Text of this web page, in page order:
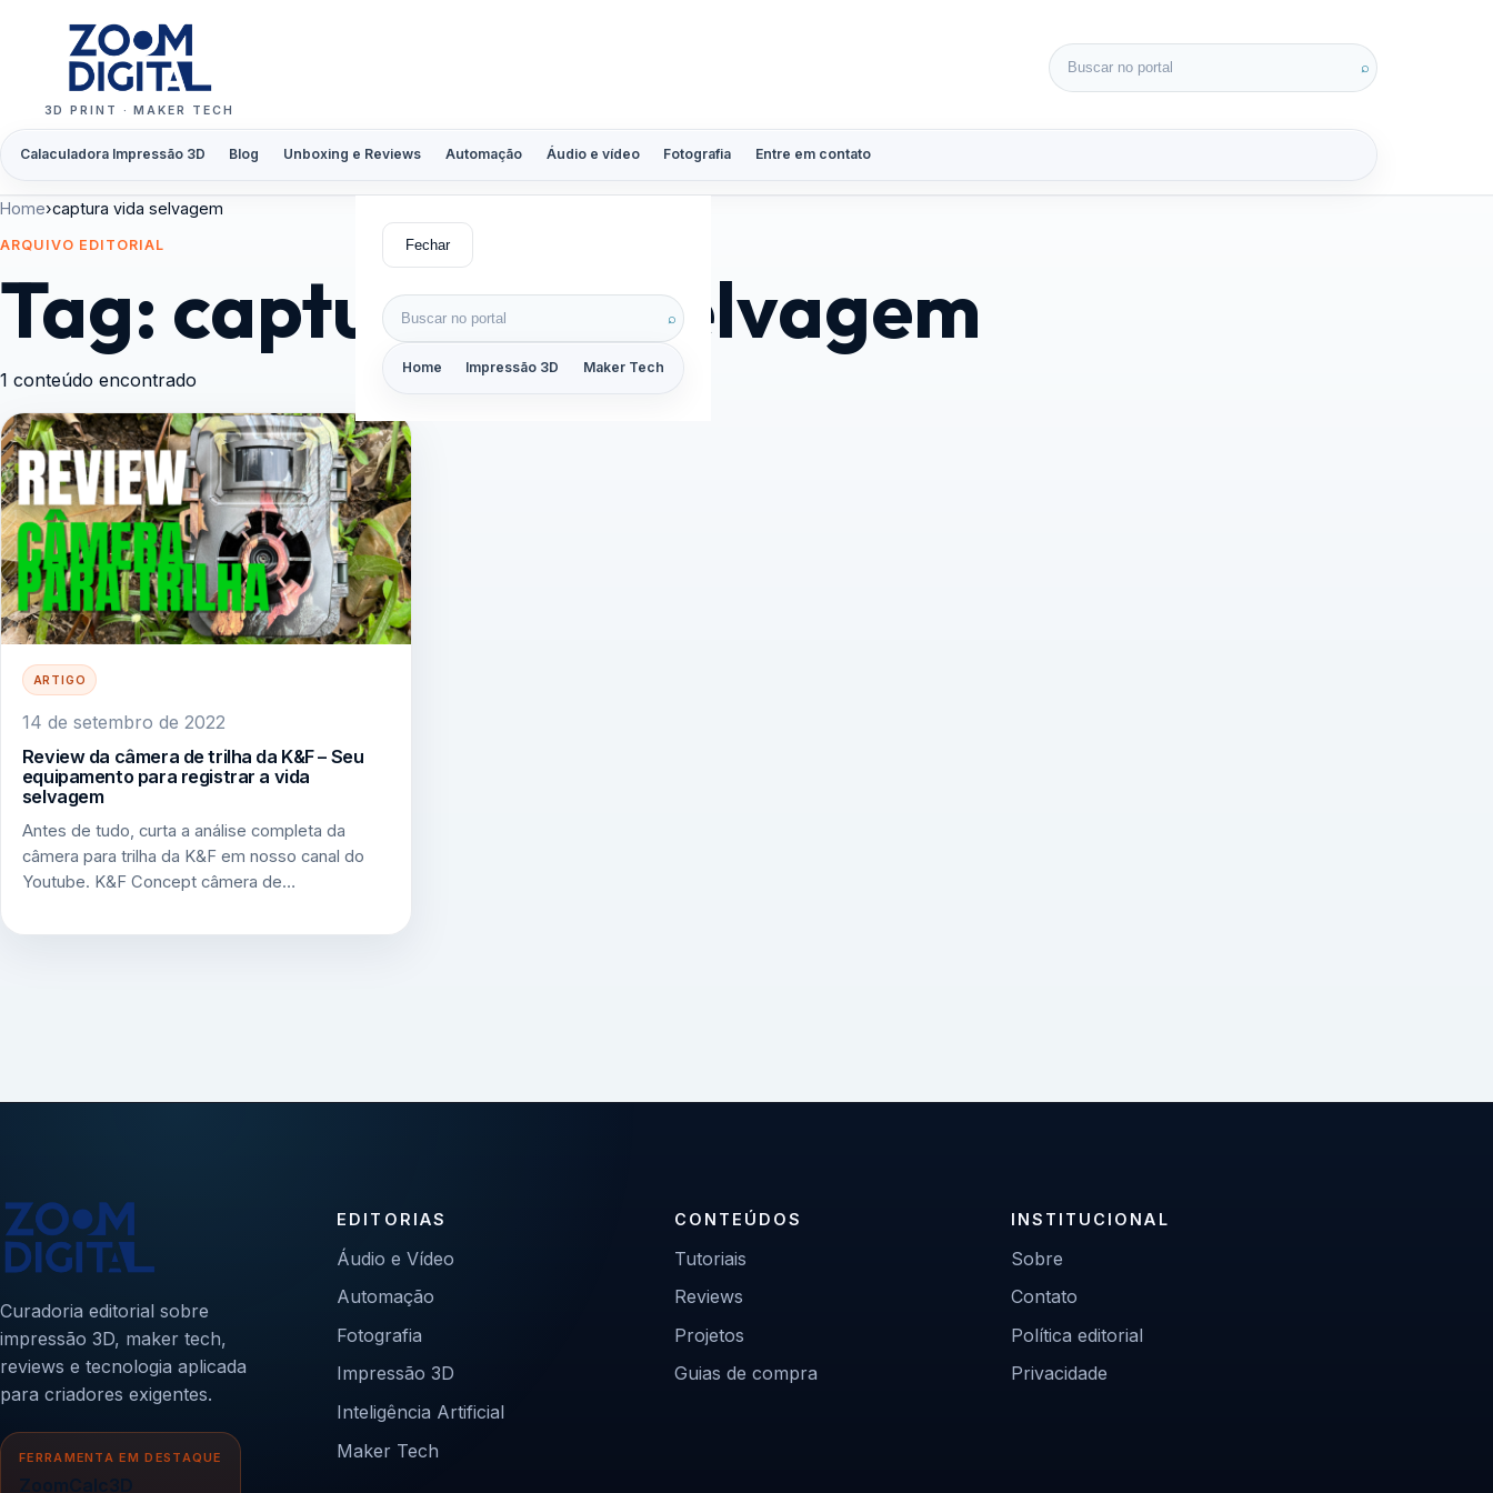
3D PRINT · MAKER TECH
Calaculadora Impressão 3D Blog Unboxing e Reviews Automação Áudio e vídeo Fotografia Entre em contato
Buscar por: ⌕
Fechar
Buscar por: ⌕
Home Impressão 3D Maker Tech
Home›captura vida selvagem
ARQUIVO EDITORIAL
Tag: captura vida selvagem
1 conteúdo encontrado
ARTIGO
14 de setembro de 2022
Review da câmera de trilha da K&F – Seu
equipamento para registrar a vida
selvagem
Antes de tudo, curta a análise completa da
câmera para trilha da K&F em nosso canal do
Youtube. K&F Concept câmera de…
Curadoria editorial sobre
impressão 3D, maker tech,
reviews e tecnologia aplicada
para criadores exigentes.
FERRAMENTA EM DESTAQUE
ZoomCalc3D
EDITORIAS
Áudio e Vídeo
Automação
Fotografia
Impressão 3D
Inteligência Artificial
Maker Tech
CONTEÚDOS
Tutoriais
Reviews
Projetos
Guias de compra
INSTITUCIONAL
Sobre
Contato
Política editorial
Privacidade